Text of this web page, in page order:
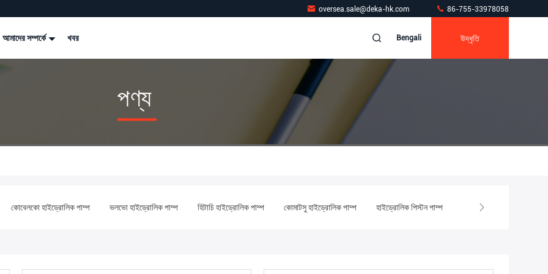
oversea.sale@deka-hk.com 86-755-33978058
আমাদের সম্পর্কে খবর Bengali উদ্ধৃতি
পণ্য
কোবেলকো হাইড্রোলিক পাম্প ভলভো হাইড্রোলিক পাম্প হিটাচি হাইড্রোলিক পাম্প কোমাটসু হাইড্রোলিক পাম্প হাইড্রোলিক পিস্টন পাম্প খননকারী হাইড্রোলিক পাম্প